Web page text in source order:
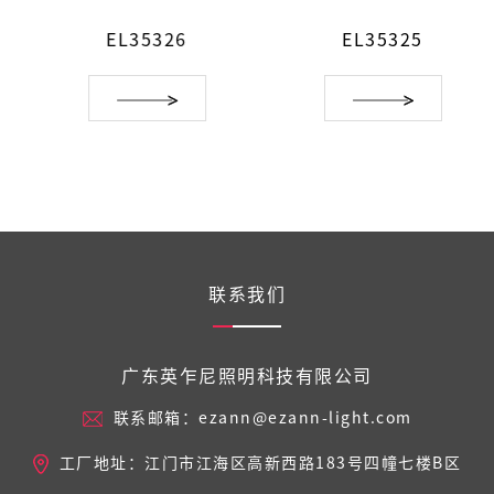
EL35326 EL35325
联系我们
广东英乍尼照明科技有限公司
联系邮箱：ezann@ezann-light.com
工厂地址：江门市江海区高新西路183号四幢七楼B区